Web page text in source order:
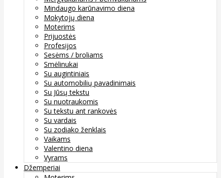
Mindaugo karūnavimo diena
Mokytojų diena
Moterims
Prijuostės
Profesijos
Sesėms / broliams
Smėlinukai
Su augintiniais
Su automobilių pavadinimais
Su Jūsų tekstu
Su nuotraukomis
Su tekstu ant rankovės
Su vardais
Su zodiako ženklais
Vaikams
Valentino diena
Vyrams
Džemperiai